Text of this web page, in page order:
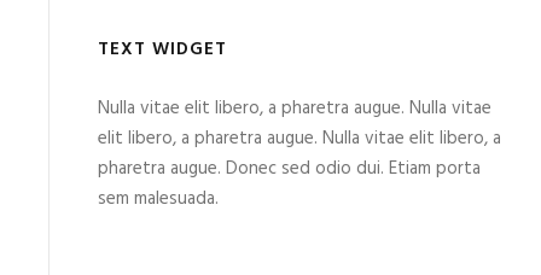
TEXT WIDGET
Nulla vitae elit libero, a pharetra augue. Nulla vitae
elit libero, a pharetra augue. Nulla vitae elit libero, a
pharetra augue. Donec sed odio dui. Etiam porta
sem malesuada.